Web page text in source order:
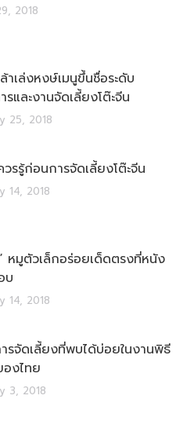
2018
าเล่งหงษ์เมนูขึ้นชื่อระดับ
และงานจัดเลี้ยงโต๊ะจีน
25, 2018
รรู้ก่อนการจัดเลี้ยงโต๊ะจีน
14, 2018
หมูตัวเล็กอร่อยเด็ดตรงที่หนัง
บ
14, 2018
ารจัดเลี้ยงที่พบได้บ่อยในงานพิธี
งไทย
3, 2018